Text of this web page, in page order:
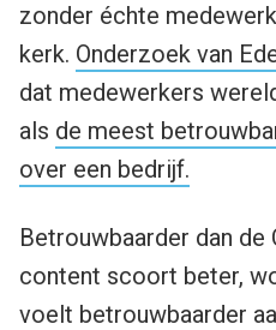
zonder échte
kerk. Onderzoek van
dat medewerkers
als de meest
over een bedrijf.
Betrouwbaarder dan de
content scoort beter,
voelt betrouwbaarder